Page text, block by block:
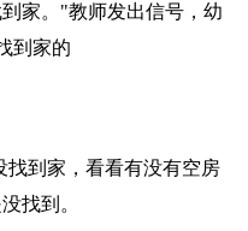
家。"教师发出信号，幼
到家的
到家，看看有没有空房
找到。